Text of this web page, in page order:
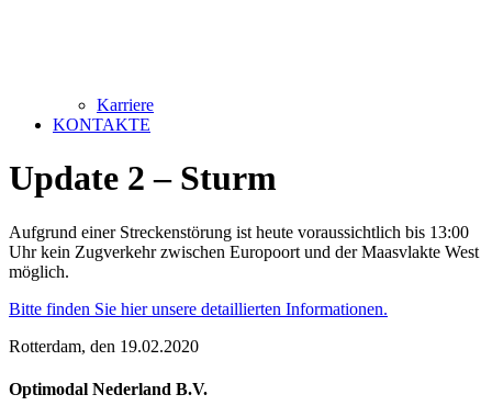
Karriere
KONTAKTE
Update 2 – Sturm
Aufgrund einer Streckenstörung ist heute voraussichtlich bis 13:00
Uhr kein Zugverkehr zwischen Europoort und der Maasvlakte West
möglich.
Bitte finden Sie hier unsere detaillierten Informationen.
Rotterdam, den 19.02.2020
Optimodal Nederland B.V.